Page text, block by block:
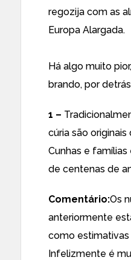
regozija com as
Europa Alargada.
Há algo muito
brando, por
1 –
cúria são
Cunhas e
de centenas de
Comentário:Os
anteriormente
como
Infelizmente é